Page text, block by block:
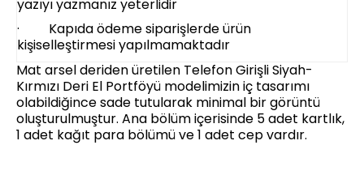
yazıyı yazmanız yeterlidir
· Kapıda ödeme siparişlerde ürün
kişiselleştirmesi yapılmamaktadır
Mat arsel deriden üretilen Telefon Girişli Siyah-
Kırmızı Deri El Portföyü modelimizin iç tasarımı
olabildiğince sade tutularak minimal bir görüntü
oluşturulmuştur. Ana bölüm içerisinde 5 adet kartlık,
1 adet kağıt para bölümü ve 1 adet cep vardır.